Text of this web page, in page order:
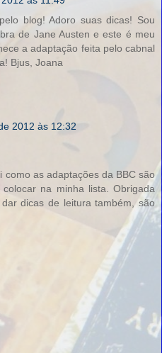
blog! Adoro suas dicas! Sou
de Jane Austen e este é meu
a adaptação feita pelo cabnal
Bjus, Joana
2012 às 12:32
como as adaptações da BBC são
na minha lista. Obrigada
dicas de leitura também, são